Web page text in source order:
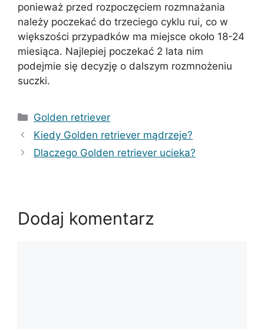
ponieważ przed rozpoczęciem rozmnażania
należy poczekać do trzeciego cyklu rui, co w
większości przypadków ma miejsce około 18-24
miesiąca. Najlepiej poczekać 2 lata nim
podejmie się decyzję o dalszym rozmnożeniu
suczki.
Kategorie
Golden retriever
Kiedy Golden retriever mądrzeje?
Dlaczego Golden retriever ucieka?
Dodaj komentarz